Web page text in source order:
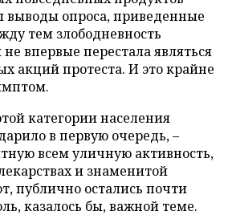
выводы опроса, приведенные
тем злободневность
впервые перестала являться
акций протеста. И это крайне
категории населения
в первую очередь, –
всем уличную активность,
и знаменитой
публично остались почти
казалось бы, важной теме.